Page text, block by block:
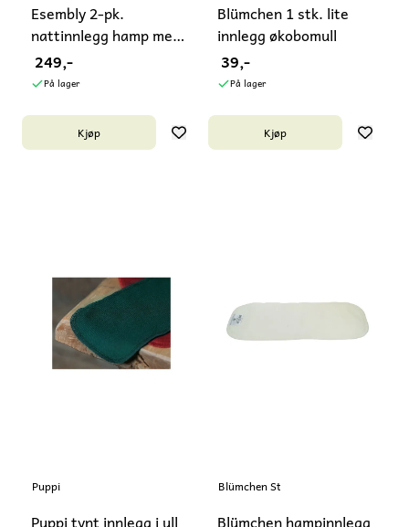
Esembly 2-pk.
nattinnlegg hamp med
stay ...
249,-
På lager
Kjøp
Blümchen 1 stk. lite
innlegg økobomull
39,-
På lager
Kjøp
Puppi
Puppi tynt innlegg i ull
Blümchen Stoffwindeln
Blümchen hampinnlegg